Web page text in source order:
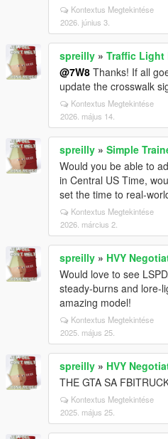
Kontextus Megtekintése
2026. június 3.
spreilly » Traffic Light
@7W8 Thanks! If all
update the crosswalk
Kontextus Megtekintése
2026. május 14.
spreilly » Simple
Would you be able to
in Central US Time,
set the time to real-
Kontextus Megtekintése
2026. március 2.
spreilly » HVY
Would love to see
steady-burns and lore-
amazing model!
Kontextus Megtekintése
2025. május 25.
spreilly » HVY
THE GTA SA
Kontextus Megtekintése
2025. május 25.